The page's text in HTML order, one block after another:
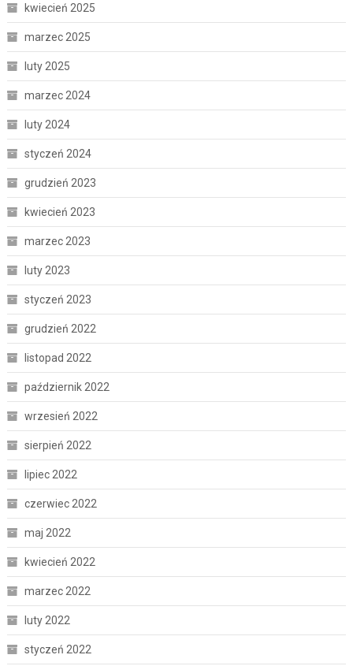
kwiecień 2025
marzec 2025
luty 2025
marzec 2024
luty 2024
styczeń 2024
grudzień 2023
kwiecień 2023
marzec 2023
luty 2023
styczeń 2023
grudzień 2022
listopad 2022
październik 2022
wrzesień 2022
sierpień 2022
lipiec 2022
czerwiec 2022
maj 2022
kwiecień 2022
marzec 2022
luty 2022
styczeń 2022